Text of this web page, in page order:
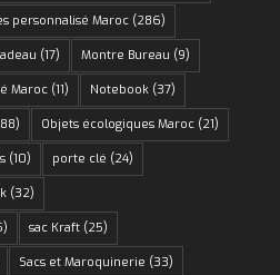
personnalisé Maroc(286)
(17) Montre Bureau (9)
Maroc(11) Notebook(37)
Objets écologiques Maroc(21)
(10) porte clé (24)
(32)
sac Kraft(25)
Sacs et Maroquinerie (33)